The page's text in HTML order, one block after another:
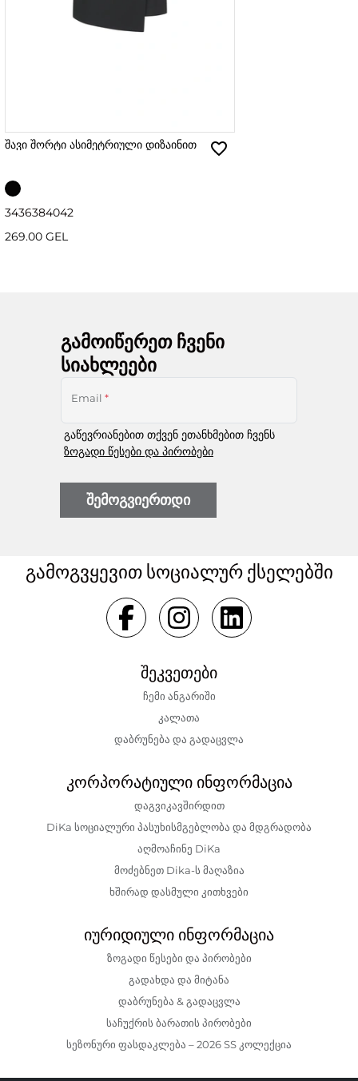
შავი შორტი ასიმეტრიული დიზაინით
3436384042
269.00 GEL
გამოიწერეთ ჩვენი
სიახლეები
Email *
გაწევრიანებით თქვენ ეთანხმებით ჩვენს
ზოგადი წესები და პირობები
შემოგვიერთდი
გამოგვყევით სოციალურ ქსელებში
შეკვეთები
ჩემი ანგარიში
კალათა
დაბრუნება და გადაცვლა
კორპორატიული ინფორმაცია
დაგვიკავშირდით
DiKa სოციალური პასუხისმგებლობა და მდგრადობა
აღმოაჩინე DiKa
მოძებნეთ Dika-ს მაღაზია
ხშირად დასმული კითხვები
იურიდიული ინფორმაცია
ზოგადი წესები და პირობები
გადახდა და მიტანა
დაბრუნება & გადაცვლა
საჩუქრის ბარათის პირობები
სეზონური ფასდაკლება – 2026 SS კოლექცია